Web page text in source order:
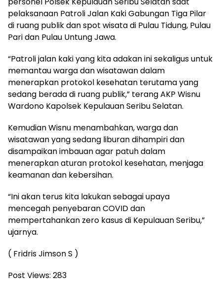
pelaksanaan Patroli Jalan Kaki Gabungan Tiga Pilar
di ruang publik dan spot wisata di Pulau Tidung, Pulau
Pari dan Pulau Untung Jawa.
“Patroli jalan kaki yang kita adakan ini sekaligus untuk
memantau warga dan wisatawan dalam
menerapkan protokol kesehatan terutama yang
sedang berada di ruang publik,” terang AKP Wisnu
Wardono Kapolsek Kepulauan Seribu Selatan.
Kemudian Wisnu menambahkan, warga dan
wisatawan yang sedang liburan dihampiri dan
disampaikan imbauan agar patuh dalam
menerapkan aturan protokol kesehatan, menjaga
keamanan dan kebersihan.
“Ini akan terus kita lakukan sebagai upaya
mencegah penyebaran COVID dan
mempertahankan zero kasus di Kepulauan Seribu,”
ujarnya.
( Fridris Jimson S )
Post Views: 283